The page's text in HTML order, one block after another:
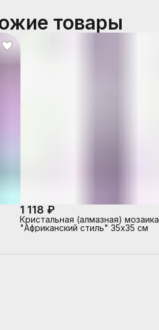
товары
1 118 ₽
Кристальная (алмазная) мозаика
"Африканский стиль" 35х35 см